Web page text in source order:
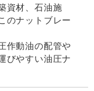
資材、石油施
のナットブレー
作動油の配管や
びやすい油圧ナ